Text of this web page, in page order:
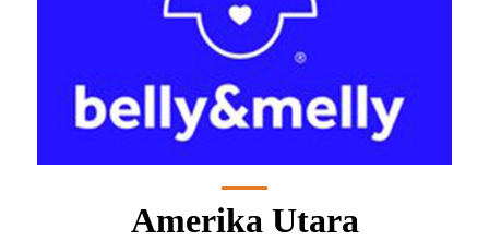
Amerika Utara